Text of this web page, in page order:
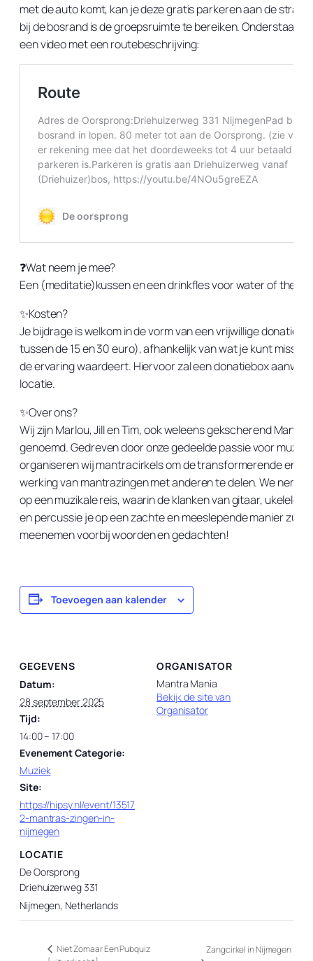
met de auto komt, kan je deze gratis parkeren aan de
bij de bosrand is de groepsruimte te bereiken.
een video met een routebeschrijving:
❓Wat neem je mee?
Een (meditatie)kussen en een drinkfles voor water of thee.
✨Kosten?
Je bijdrage is welkom in de vorm van een vrijwillige donatie
tussen de 15 en 30 euro), afhankelijk van wat je kunt missen
de ervaring waardeert. Hiervoor zal een donatiebox
locatie.
✨Over ons?
Wij zijn Marlou, Jill en Tim, ook weleens gekscherend Mantra
genoemd. Gedreven door onze gedeelde passie voor muziek
organiseren wij mantracirkels om de transformerende en
werking van mantrazingen met anderen te delen. We nemen
op een muzikale reis, waarin de klanken van gitaar, ukelele,
en percussie je op een zachte en meeslepende manier
meenemen voorbij woorden en gedachten!
Toevoegen aan kalender
GEGEVENS
Datum:
28 september 2025
Tijd:
14:00 – 17:00
Evenement Categorie:
Muziek
Site:
https://hipsy.nl/event/13517
2-mantras-zingen-in-
nijmegen
LOCATIE
De Oorsprong
Driehuizerweg 331
Nijmegen, Netherlands
ORGANISATOR
Mantra Mania
Bekijk de site van
Organisator
Niet Zomaar Een Pubquiz
Zangcirkel in Nijmegen